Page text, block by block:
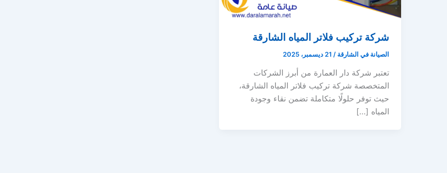
شركة تركيب فلاتر المياه الشارقة
الصيانة في الشارقة / 21 ديسمبر، 2025
تعتبر شركة دار العمارة من أبرز الشركات
المتخصصة شركة تركيب فلاتر المياه الشارقة،
حيث توفر حلولًا متكاملة تضمن نقاء وجودة
المياه […]